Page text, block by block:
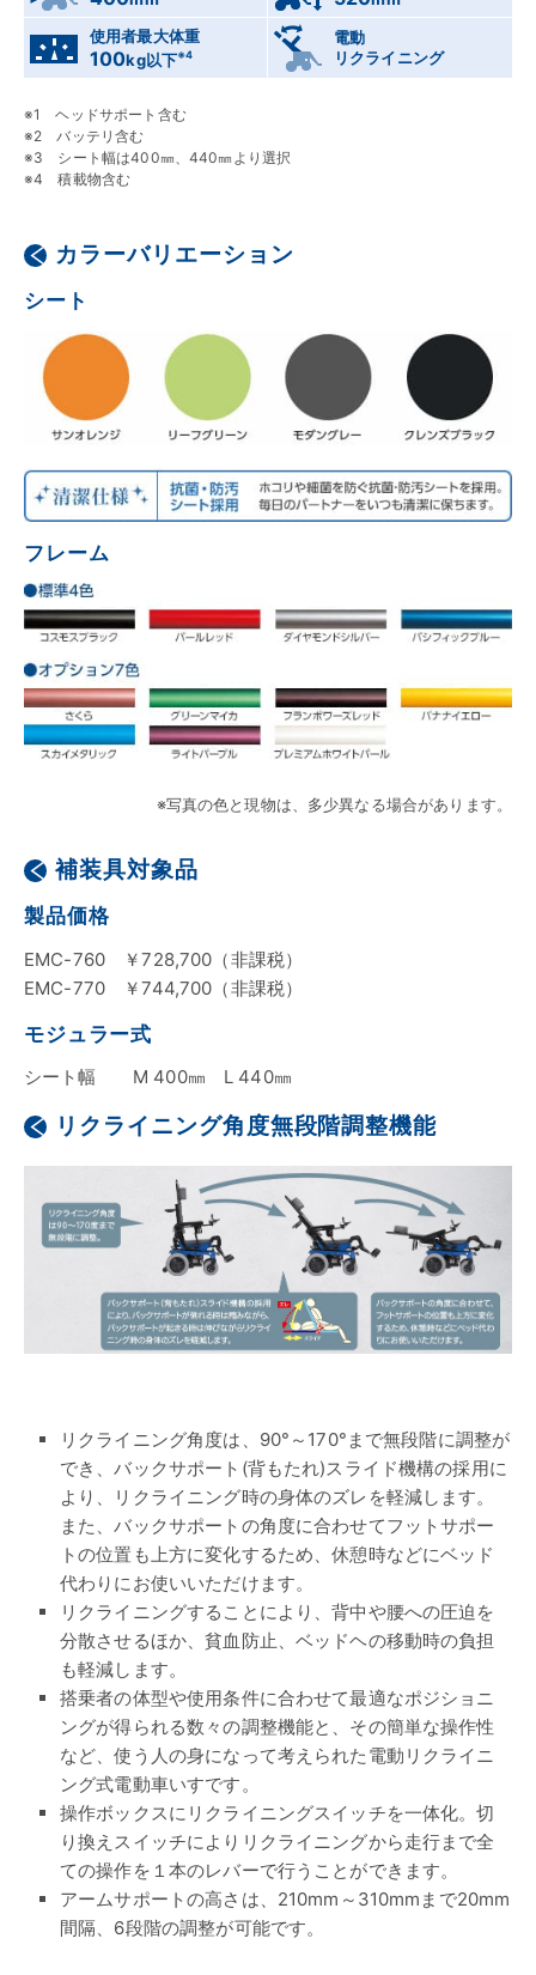
使用者最大体重
100kg以下
電動
リクライニング
ヘッドサポート含む
バッテリ含む
シート幅は400㎜、440㎜より選択
積載物含む
カラーバリエーション
シート
フレーム
※写真の色と現物は、多少異なる場合があります。
補装具対象品
製品価格
EMC-760 ￥728,700（非課税）
EMC-770 ￥744,700（非課税）
モジュラー式
シート幅 M 400㎜ L 440㎜
リクライニング角度無段階調整機能
リクライニング角度は、90°～170°まで無段階に調整が
でき、バックサポート(背もたれ)スライド機構の採用に
より、リクライニング時の身体のズレを軽減します。
また、バックサポートの角度に合わせてフットサポー
トの位置も上方に変化するため、休憩時などにベッド
代わりにお使いいただけます。
リクライニングすることにより、背中や腰への圧迫を
分散させるほか、貧血防止、ベッドヘの移動時の負担
も軽減します。
搭乗者の体型や使用条件に合わせて最適なポジショニ
ングが得られる数々の調整機能と、その簡単な操作性
など、使う人の身になって考えられた電動リクライニ
ング式電動車いすです。
操作ボックスにリクライニングスイッチを一体化。切
り換えスイッチによりリクライニングから走行まで全
ての操作を１本のレバーで行うことができます。
アームサポートの高さは、210mm～310mmまで20mm
間隔、6段階の調整が可能です。